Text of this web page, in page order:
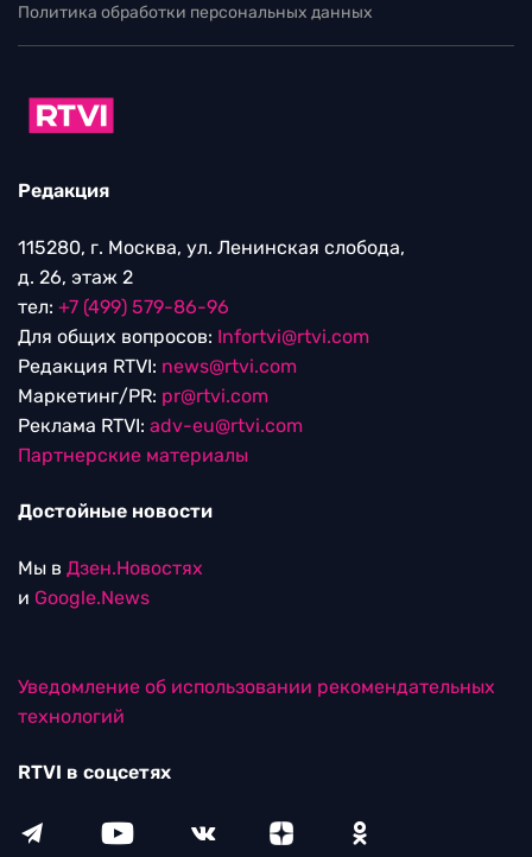
Политика обработки персональных данных
Редакция
115280, г. Москва, ул. Ленинская слобода,
д. 26, этаж 2
тел: +7 (499) 579-86-96
Для общих вопросов: Infortvi@rtvi.com
Редакция RTVI: news@rtvi.com
Маркетинг/PR: pr@rtvi.com
Реклама RTVI: adv-eu@rtvi.com
Партнерские материалы
Достойные новости
Мы в Дзен.Новостях
и Google.News
Уведомление об использовании рекомендательных
технологий
RTVI в соцсетях